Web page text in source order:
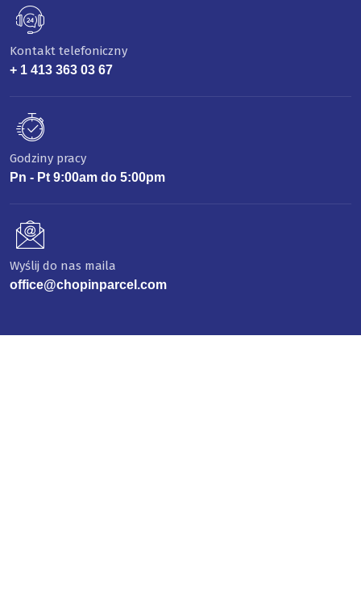
Kontakt telefoniczny
+ 1 413 363 03 67
Godziny pracy
Pn - Pt 9:00am do 5:00pm
Wyślij do nas maila
office@chopinparcel.com